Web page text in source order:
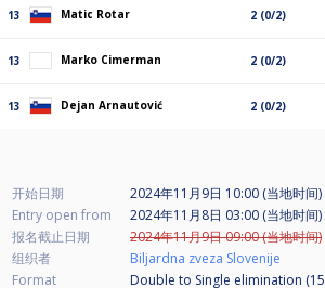
13 Matic Rotar 2 (0/2)
13 Marko Cimerman 2 (0/2)
13 Dejan Arnautović 2 (0/2)
开始日期
2024年11月9日 10:00 (当地时间)
Entry open from
2024年11月8日 03:00 (当地时间)
报名截止日期
2024年11月9日 09:00 (当地时间)
组织者
Biljardna zveza Slovenije
Format
Double to Single elimination (15